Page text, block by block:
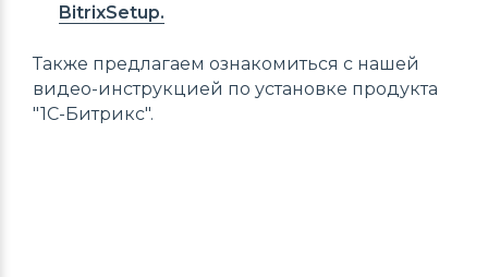
BitrixSetup.
Также предлагаем ознакомиться с нашей
видео-инструкцией по установке продукта
"1С-Битрикс".